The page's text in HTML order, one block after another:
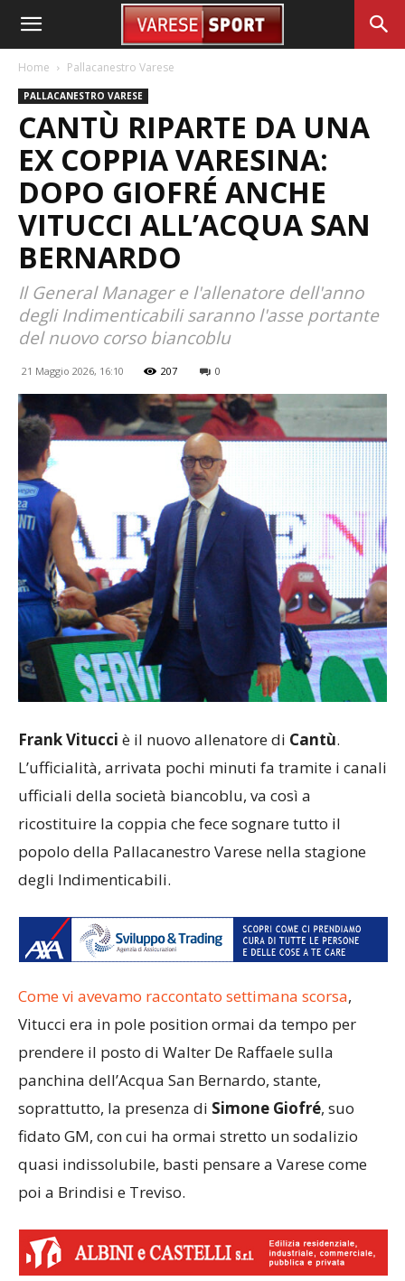
Home Pallacanestro Varese
PALLACANESTRO VARESE
CANTÙ RIPARTE DA UNA
EX COPPIA VARESINA:
DOPO GIOFRÉ ANCHE
VITUCCI ALL’ACQUA SAN
BERNARDO
Il General Manager e l'allenatore dell'anno
degli Indimenticabili saranno l'asse portante
del nuovo corso biancoblu
21 Maggio 2026, 16:10 207 0
Frank Vitucci è il nuovo allenatore di Cantù.
L’ufficialità, arrivata pochi minuti fa tramite i canali
ufficiali della società biancoblu, va così a
ricostituire la coppia che fece sognare tutto il
popolo della Pallacanestro Varese nella stagione
degli Indimenticabili.
Come vi avevamo raccontato settimana scorsa,
Vitucci era in pole position ormai da tempo per
prendere il posto di Walter De Raffaele sulla
panchina dell’Acqua San Bernardo, stante,
soprattutto, la presenza di Simone Giofré, suo
fidato GM, con cui ha ormai stretto un sodalizio
quasi indissolubile, basti pensare a Varese come
poi a Brindisi e Treviso.